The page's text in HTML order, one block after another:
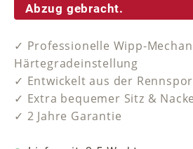
Abzug gebracht.
✓ Professionelle Wipp-
Härtegradeinstellung
✓ Entwickelt aus der
✓ Extra bequemer Sitz &
✓ 2 Jahre Garantie